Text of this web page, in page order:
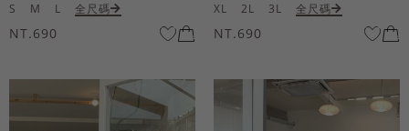
S M L 全尺碼
NT.690
XL 2L 3L 全尺碼
NT.690